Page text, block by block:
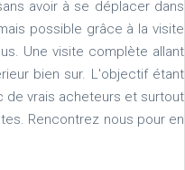
avoir à se déplacer dans
possible grâce à la visite
Une visite complète allant
bien sur. L'objectif étant
de vrais acheteurs et surtout
Rencontrez nous pour en